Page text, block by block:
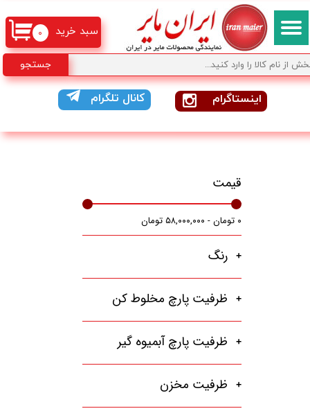
جستجو
کانال تلگرام اینستاگرام
۰ سبد خرید
قیمت
۰ تومان - ۵۸,۰۰۰,۰۰۰ تومان
رنگ
ظرفیت پارچ مخلوط کن
ظرفیت پارچ آبمیوه گیر
ظرفیت مخزن